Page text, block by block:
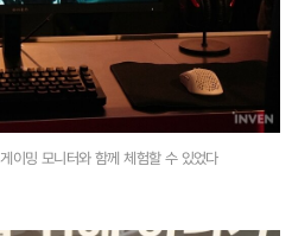
밍 모니터와 함께 체험할 수 있었다